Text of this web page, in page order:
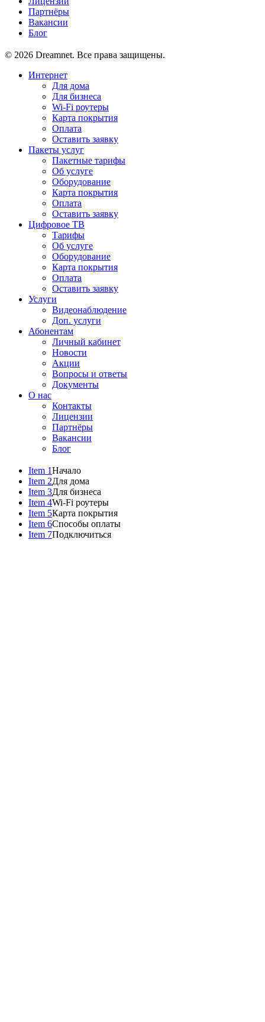
Партнёры
Вакансии
Блог
© 2026 Dreamnet. Все права защищены.
Интернет
Для дома
Для бизнеса
Wi-Fi роутеры
Карта покрытия
Оплата
Оставить заявку
Пакеты услуг
Пакетные тарифы
Об услуге
Оборудование
Карта покрытия
Оплата
Оставить заявку
Цифровое ТВ
Тарифы
Об услуге
Оборудование
Карта покрытия
Оплата
Оставить заявку
Услуги
Видеонаблюдение
Доп. услуги
Абонентам
Личный кабинет
Новости
Акции
Вопросы и ответы
Документы
О нас
Контакты
Лицензии
Партнёры
Вакансии
Блог
Item 1Начало
Item 2Для дома
Item 3Для бизнеса
Item 4Wi-Fi роутеры
Item 5Карта покрытия
Item 6Способы оплаты
Item 7Подключиться